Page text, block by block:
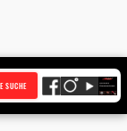
SUCHE1 1/4 Zoll UNC